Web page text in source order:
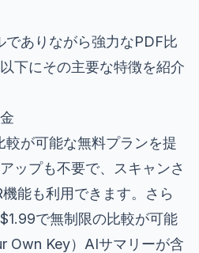
ありながら強力なPDF比
下にその主要な特徴を紹介
が可能な無料プランを提
ップも不要で、スキャンさ
能も利用できます。さら
で無制限の比較が可能
Own Key）AIサマリーが含